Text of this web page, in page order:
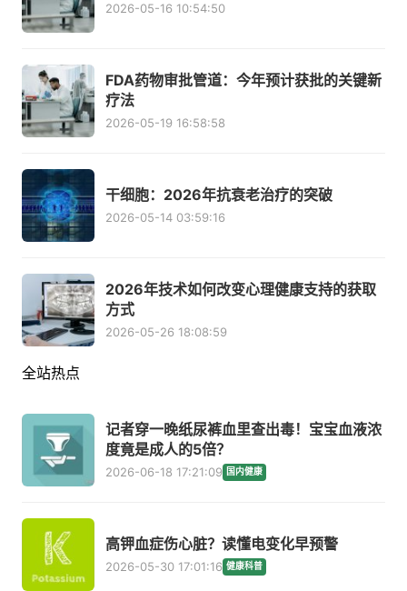
2026-05-16 10:54:50
FDA药物审批管道：今年预计获批的关键新
疗法
2026-05-19 16:58:58
干细胞：2026年抗衰老治疗的突破
2026-05-14 03:59:16
2026年技术如何改变心理健康支持的获取
方式
2026-05-26 18:08:59
全站热点
记者穿一晚纸尿裤血里查出毒！宝宝血液浓
度竟是成人的5倍？
2026-06-18 17:21:09 国内健康
高钾血症伤心脏？读懂电变化早预警
2026-05-30 17:01:16 健康科普